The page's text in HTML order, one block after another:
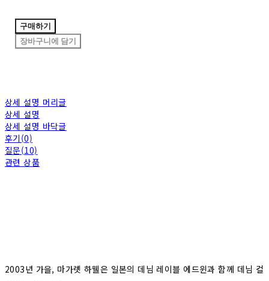
구매하기
장바구니에 담기
상세 설명 머리글
상세 설명
상세 설명 바닥글
후기(0)
질문(10)
관련 상품
2003년 가을, 마가렛 하웰은 일본의 데님 레이블 에드윈과 함께 데님 컬